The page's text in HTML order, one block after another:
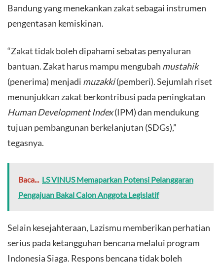
Bandung yang menekankan zakat sebagai instrumen
pengentasan kemiskinan.
​“Zakat tidak boleh dipahami sebatas penyaluran
bantuan. Zakat harus mampu mengubah mustahik
(penerima) menjadi muzakki(pemberi). Sejumlah riset
menunjukkan zakat berkontribusi pada peningkatan
Human Development Index(IPM) dan mendukung
tujuan pembangunan berkelanjutan (SDGs),”
tegasnya.
Baca... LS VINUS Memaparkan Potensi Pelanggaran
Pengajuan Bakal Calon Anggota Legislatif
​Selain kesejahteraan, Lazismu memberikan perhatian
serius pada ketangguhan bencana melalui program
Indonesia Siaga. Respons bencana tidak boleh